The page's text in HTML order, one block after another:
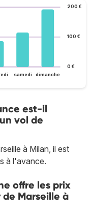
0 €
100 €
200 €
samedi dimanche
est-il
vol de
à Milan, il est
à l'avance.
offre les prix
Marseille à